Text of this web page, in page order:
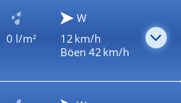
0 l/m²
W
12 km/h
Böen 42 km/h